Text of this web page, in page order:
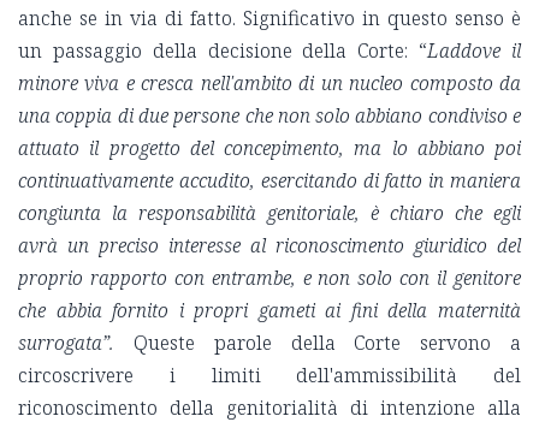
anche se in via di fatto. Significativo in questo senso è
un passaggio della decisione della Corte: “Laddove il
minore viva e cresca nell'ambito di un nucleo composto da
una coppia di due persone che non solo abbiano condiviso e
attuato il progetto del concepimento, ma lo abbiano poi
continuativamente accudito, esercitando di fatto in maniera
congiunta la responsabilità genitoriale, è chiaro che egli
avrà un preciso interesse al riconoscimento giuridico del
proprio rapporto con entrambe, e non solo con il genitore
che abbia fornito i propri gameti ai fini della maternità
surrogata”. Queste parole della Corte servono a
circoscrivere i limiti dell'ammissibilità del
riconoscimento della genitorialità di intenzione alla